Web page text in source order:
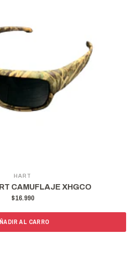
HART
CAMUFLAJE XHGCO
$16.990
AL CARRO